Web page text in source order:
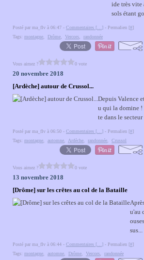
ide très vite
sols étant
Posté par ma_flv à 06:47 - Commentaires [ ] - Permalien [#]
Tags: montagne Drôme Vercors randonnée
Vous aimez ? 0 vote
20 novembre 2018
[Ardèche] autour de Crussol...
Depuis Valence
u qui la domine !
te dans le
Posté par ma_flv à 06:50 - Commentaires [ ] - Permalien [#]
Tags: montagne automne Ardèche randonnée Crussol
Vous aimez ? 0 vote
13 novembre 2018
[Drôme] sur les crêtes au col de la Bataille
u'au
sus...
Posté par ma_flv à 06:44 - Commentaires [ ] - Permalien [#]
Tags: montagne automne Drôme Vercors randonnée